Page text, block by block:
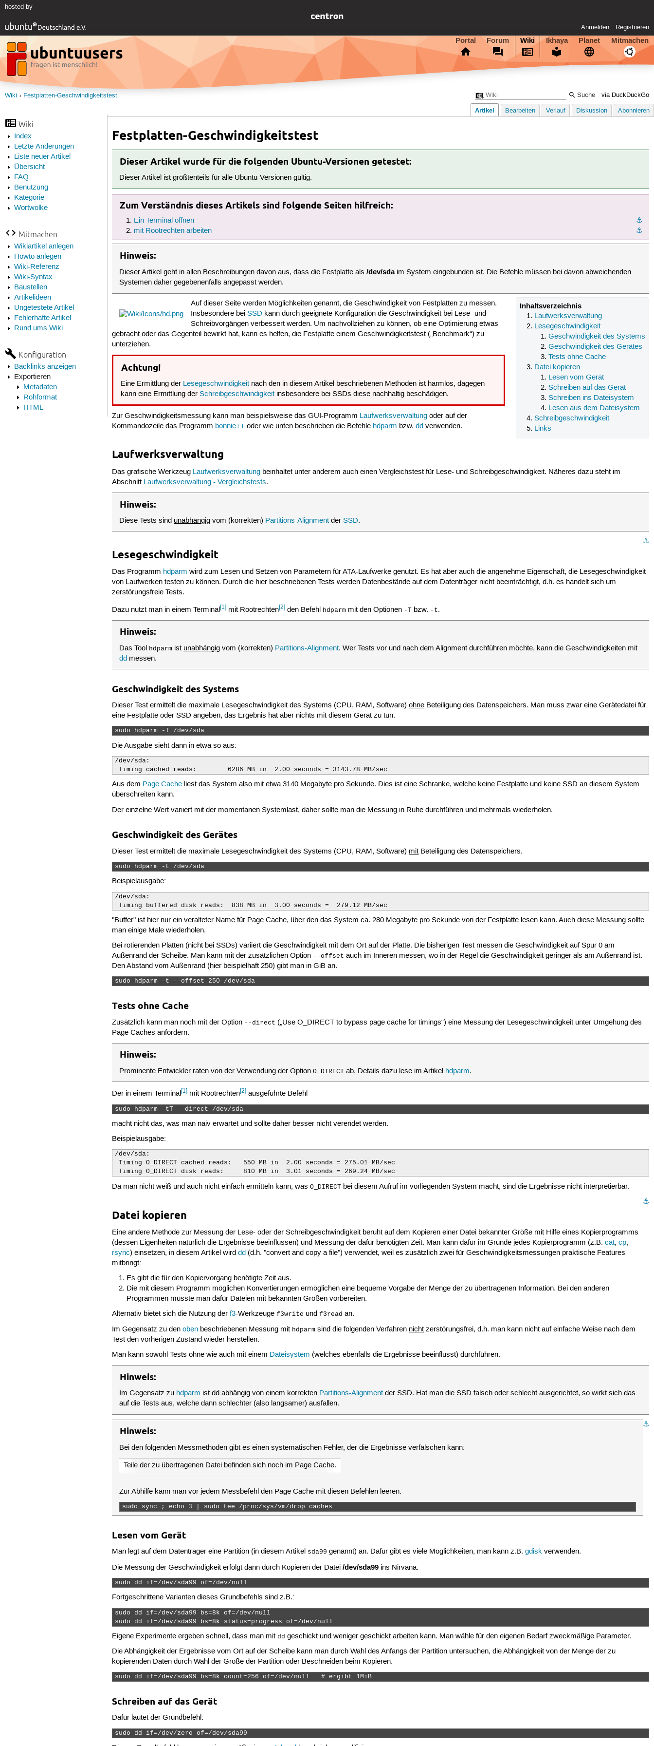
hosted by
Anmelden Registrieren
Portal Forum Wiki Ikhaya Planet Mitmachen
via DuckDuckGo
Wiki Festplatten-Geschwindigkeitstest
Wiki
Index
Letzte Änderungen
Liste neuer Artikel
Übersicht
FAQ
Benutzung
Kategorie
Wortwolke
Mitmachen
Wikiartikel anlegen
Howto anlegen
Wiki-Referenz
Wiki-Syntax
Baustellen
Artikelideen
Ungetestete Artikel
Fehlerhafte Artikel
Rund ums Wiki
Konfiguration
Backlinks anzeigen
Exportieren
Metadaten
Rohformat
HTML
Artikel Bearbeiten Verlauf Diskussion Abonnieren
Festplatten-Geschwindigkeitstest
Dieser Artikel wurde für die folgenden Ubuntu-Versionen getestet:
Dieser Artikel ist größtenteils für alle Ubuntu-Versionen gültig.
Zum Verständnis dieses Artikels sind folgende Seiten hilfreich:
⚓︎
Ein Terminal öffnen
⚓︎
mit Rootrechten arbeiten
Hinweis:
Dieser Artikel geht in allen Beschreibungen davon aus, dass die Festplatte als/dev/sdaim System eingebunden ist. Die Befehle müssen bei davon abweichenden
Systemen daher gegebenenfalls angepasst werden.
Inhaltsverzeichnis
Laufwerksverwaltung
Lesegeschwindigkeit
Geschwindigkeit des Systems
Geschwindigkeit des Gerätes
Tests ohne Cache
Datei kopieren
Lesen vom Gerät
Schreiben auf das Gerät
Schreiben ins Dateisystem
Lesen aus dem Dateisystem
Schreibgeschwindigkeit
Links
Auf dieser Seite werden Möglichkeiten genannt, die Geschwindigkeit von Festplatten zu messen.
Insbesondere bei SSD kann durch geeignete Konfiguration die Geschwindigkeit bei Lese- und
Schreibvorgängen verbessert werden. Um nachvollziehen zu können, ob eine Optimierung etwas
gebracht oder das Gegenteil bewirkt hat, kann es helfen, die Festplatte einem Geschwindigkeitstest („Benchmark“) zu
unterziehen.
Achtung!
Eine Ermittlung der Lesegeschwindigkeit nach den in diesem Artikel beschriebenen Methoden ist harmlos, dagegen
kann eine Ermittlung derSchreibgeschwindigkeit insbesondere bei SSDs diese nachhaltig beschädigen.
Zur Geschwindigkeitsmessung kann man beispielsweise das GUI-Programm Laufwerksverwaltung oder auf der
Kommandozeile das Programm bonnie++ oder wie unten beschrieben die Befehle hdparm bzw.dd verwenden.
Laufwerksverwaltung
Das grafische Werkzeug Laufwerksverwaltung beinhaltet unter anderem auch einen Vergleichstest für Lese- und Schreibgeschwindigkeit. Näheres dazu steht im
Abschnitt Laufwerksverwaltung - Vergleichstests.
Hinweis:
Diese Tests sind unabhängig vom (korrekten) Partitions-Alignment derSSD.
⚓︎
Lesegeschwindigkeit
Das Programm hdparm wird zum Lesen und Setzen von Parametern für ATA-Laufwerke genutzt. Es hat aber auch die angenehme Eigenschaft, die Lesegeschwindigkeit
von Laufwerken testen zu können. Durch die hier beschriebenen Tests werden Datenbestände auf dem Datenträger nicht beeinträchtigt, d.h. es handelt sich um
zerstörungsfreie Tests.
Dazu nutzt man in einem Terminal[1] mit Rootrechten[2] den Befehl hdparm mit den Optionen -T bzw. -t.
Hinweis:
Das Tool hdparm ist unabhängig vom (korrekten) Partitions-Alignment. Wer Tests vor und nach dem Alignment durchführen möchte, kann die Geschwindigkeiten mit
dd messen.
Geschwindigkeit des Systems
Dieser Test ermittelt die maximale Lesegeschwindigkeit des Systems (CPU, RAM, Software)ohne Beteiligung des Datenspeichers. Man muss zwar eine Gerätedatei für
eine Festplatte oder SSD angeben, das Ergebnis hat aber nichts mit diesem Gerät zu tun.
sudo hdparm -T /dev/sda
Die Ausgabe sieht dann in etwa so aus:
/dev/sda:
Timing cached reads:        6286 MB in  2.00 seconds = 3143.78 MB/sec
Aus dem Page Cache liest das System also mit etwa 3140 Megabyte pro Sekunde. Dies ist eine Schranke, welche keine Festplatte und keine SSD an diesem System
überschreiten kann.
Der einzelne Wert variiert mit der momentanen Systemlast, daher sollte man die Messung in Ruhe durchführen und mehrmals wiederholen.
Geschwindigkeit des Gerätes
Dieser Test ermittelt die maximale Lesegeschwindigkeit des Systems (CPU, RAM, Software) mit Beteiligung des Datenspeichers.
sudo hdparm -t /dev/sda
Beispielausgabe:
/dev/sda:
Timing buffered disk reads:  838 MB in  3.00 seconds =  279.12 MB/sec
"Buffer" ist hier nur ein veralteter Name für Page Cache, über den das System ca. 280 Megabyte pro Sekunde von der Festplatte lesen kann. Auch diese Messung sollte
man einige Male wiederholen.
Bei rotierenden Platten (nicht bei SSDs) variiert die Geschwindigkeit mit dem Ort auf der Platte. Die bisherigen Test messen die Geschwindigkeit auf Spur 0 am
Außenrand der Scheibe. Man kann mit der zusätzlichen Option --offset auch im Inneren messen, wo in der Regel die Geschwindigkeit geringer als am Außenrand ist.
Den Abstand vom Außenrand (hier beispielhaft 250) gibt man in GiB an.
sudo hdparm -t --offset 250 /dev/sda
Tests ohne Cache
Zusätzlich kann man noch mit der Option --direct („Use O_DIRECT to bypass page cache for timings“) eine Messung der Lesegeschwindigkeit unter Umgehung des
Page Caches anfordern.
Hinweis:
Prominente Entwickler raten von der Verwendung der OptionO_DIRECT ab. Details dazu lese im Artikel hdparm.
Der in einem Terminal[1] mit Rootrechten[2] ausgeführte Befehl
sudo hdparm -tT --direct /dev/sda
macht nicht das, was man naiv erwartet und sollte daher besser nicht verendet werden.
Beispielausgabe:
/dev/sda:
Timing O_DIRECT cached reads:   550 MB in  2.00 seconds = 275.01 MB/sec
Timing O_DIRECT disk reads:     810 MB in  3.01 seconds = 269.24 MB/sec
Da man nicht weiß und auch nicht einfach ermitteln kann, wasO_DIRECT bei diesem Aufruf im vorliegenden System macht, sind die Ergebnisse nicht interpretierbar.
⚓︎
Datei kopieren
Eine andere Methode zur Messung der Lese- oder der Schreibgeschwindigkeit beruht auf dem Kopieren einer Datei bekannter Größe mit Hilfe eines Kopierprogramms
(dessen Eigenheiten natürlich die Ergebnisse beeinflussen) und Messung der dafür benötigten Zeit. Man kann dafür im Grunde jedes Kopierprogramm (z.B.cat,cp,
rsync) einsetzen, in diesem Artikel wirddd (d.h. "convert and copy a file") verwendet, weil es zusätzlich zwei für Geschwindigkeitsmessungen praktische Features
mitbringt:
Es gibt die für den Kopiervorgang benötigte Zeit aus.
Die mit diesem Programm möglichen Konvertierungen ermöglichen eine bequeme Vorgabe der Menge der zu übertragenen Information. Bei den anderen
Programmen müsste man dafür Dateien mit bekannten Größen vorbereiten.
Alternativ bietet sich die Nutzung derf3-Werkzeugef3write undf3read an.
Im Gegensatz zu denoben beschriebenen Messung mit hdparm sind die folgenden Verfahren nicht zerstörungsfrei, d.h. man kann nicht auf einfache Weise nach dem
Test den vorherigen Zustand wieder herstellen.
Man kann sowohl Tests ohne wie auch mit einem Dateisystem (welches ebenfalls die Ergebnisse beeinflusst) durchführen.
Hinweis:
Im Gegensatz zu hdparm ist ddabhängig von einem korrekten Partitions-Alignment der SSD. Hat man die SSD falsch oder schlecht ausgerichtet, so wirkt sich das
auf die Tests aus, welche dann schlechter (also langsamer) ausfallen.
⚓︎
Hinweis:
Bei den folgenden Messmethoden gibt es einen systematischen Fehler, der die Ergebnisse verfälschen kann:
Teile der zu übertragenen Datei befinden sich noch im Page Cache.
Zur Abhilfe kann man vor jedem Messbefehl den Page Cache mit diesen Befehlen leeren:
sudo sync ; echo 3 | sudo tee /proc/sys/vm/drop_caches
Lesen vom Gerät
Man legt auf dem Datenträger eine Partition (in diesem Artikel sda99 genannt) an. Dafür gibt es viele Möglichkeiten, man kann z.B.gdisk verwenden.
Die Messung der Geschwindigkeit erfolgt dann durch Kopieren der Datei/dev/sda99 ins Nirvana:
sudo dd if=/dev/sda99 of=/dev/null
Fortgeschrittene Varianten dieses Grundbefehls sind z.B.:
sudo dd if=/dev/sda99 bs=8k of=/dev/null
sudo dd if=/dev/sda99 bs=8k status=progress of=/dev/null
Eigene Experimente ergeben schnell, dass man mitdd geschickt und weniger geschickt arbeiten kann. Man wähle für den eigenen Bedarf zweckmäßige Parameter.
Die Abhängigkeit der Ergebnisse vom Ort auf der Scheibe kann man durch Wahl des Anfangs der Partition untersuchen, die Abhängigkeit von der Menge der zu
kopierenden Daten durch Wahl der Größe der Partition oder Beschneiden beim Kopieren:
sudo dd if=/dev/sda99 bs=8k count=256 of=/dev/null   # ergibt 1MiB
Schreiben auf das Gerät
Dafür lautet der Grundbefehl:
sudo dd if=/dev/zero of=/dev/sda99